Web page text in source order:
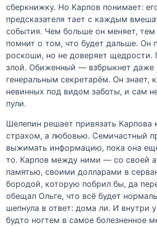
сберкнижку. Но Карпов понимает:
предсказателя тает с каждым
события. Чем больше он меняет,
помнит о том, что будет дальше. Он
роскоши, но не доверяет
злой. Обиженный — взбрыкнет даже
генеральным секретарём. Он знает,
невинных под видом заботы, и сам
пули.
Шелепин решает привязать Карпова
страхом, а любовью. Семичастный
выжимать информацию, пока она
то. Карпов между ними — со своей
памятью, своими долларами в
бородой, которую побрил бы, да
обещал Ольге, что всё будет
шепнула в ответ: дома ли. И внутри у
будто ногтем в самое болезненное